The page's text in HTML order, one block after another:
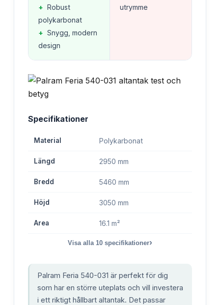
+ Robust
polykarbonat
+ Snygg, modern
design
utrymme
Specifikationer
Material Polykarbonat
Längd 2950 mm
Bredd 5460 mm
Höjd 3050 mm
Area 16.1 m²
Visa alla 10 specifikationer›
Palram Feria 540-031 är perfekt för dig
som har en större uteplats och vill investera
i ett riktigt hållbart altantak. Det passar